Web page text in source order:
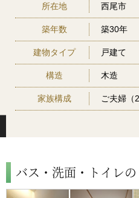
所在地 西尾市
築年数 築30年
建物タイプ 戸建て
構造 木造
家族構成 ご夫婦（
バス・洗面・トイレ